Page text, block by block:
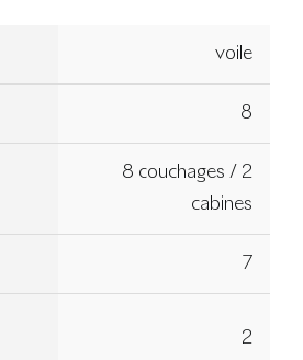
voile
8
8 couchages / 2
cabines
7
2